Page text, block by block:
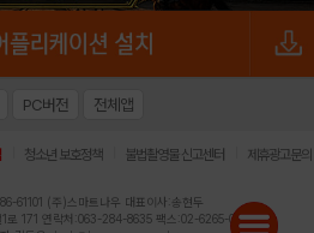
PC버전 전체앱
청소년 보호정책 불법촬영물 신고센터 제휴광고문의
61101 (주)스마트나우 대표이사:송현두
1로 171 연락처:063-284-8635 팩스:02-6265-0377